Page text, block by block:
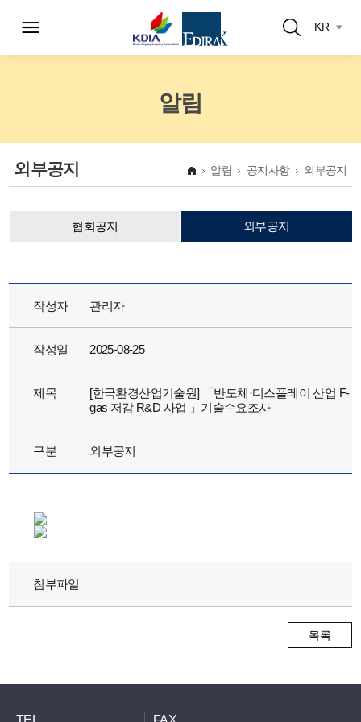
KR
알림
외부공지 알림 공지사항 외부공지
협회공지 외부공지
작성자 관리자
작성일 2025-08-25
제목
[한국환경산업기술원] 「반도체·디스플레이 산업 F-
gas 저감 R&D 사업 」기술수요조사
구분 외부공지
첨부파일
목록